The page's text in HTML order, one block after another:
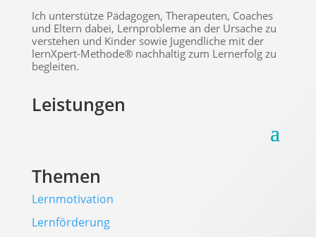
Ich unterstütze Pädagogen, Therapeuten, Coaches
und Eltern dabei, Lernprobleme an der Ursache zu
verstehen und Kinder sowie Jugendliche mit der
lernXpert-Methode® nachhaltig zum Lernerfolg zu
begleiten.
Leistungen
Themen
Lernmotivation
Lernförderung